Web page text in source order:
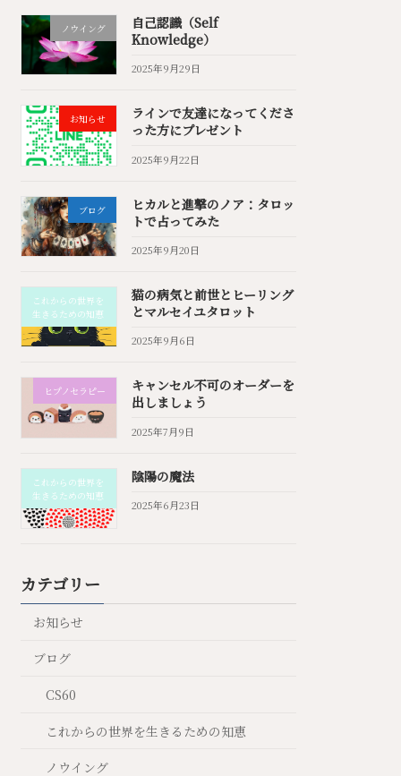
ノウイング
自己認識（Self
Knowledge）
2025年9月29日
お知らせ
ラインで友達になってくださ
った方にプレゼント
2025年9月22日
ブログ
ヒカルと進撃のノア：タロッ
トで占ってみた
2025年9月20日
これからの世界を
生きるための知恵
猫の病気と前世とヒーリング
とマルセイユタロット
2025年9月6日
ヒプノセラピー
キャンセル不可のオーダーを
出しましょう
2025年7月9日
これからの世界を
生きるための知恵
陰陽の魔法
2025年6月23日
カテゴリー
お知らせ
ブログ
CS60
これからの世界を生きるための知恵
ノウイング